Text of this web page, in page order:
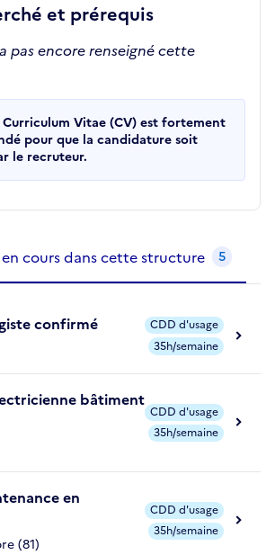
et prérequis
pas encore renseigné cette
Vitae (CV) est fortement
pour que la candidature soit
le recruteur.
cours dans cette structure 5
confirmé
CDD d'usage
35h/semaine
bâtiment
CDD d'usage
35h/semaine
en
(81)
CDD d'usage
35h/semaine